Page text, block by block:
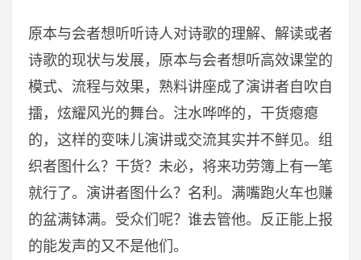
原本与会者想听听诗人对诗歌的理解、解读或者
诗歌的现状与发展，原本与会者想听高效课堂的
模式、流程与效果，熟料讲座成了演讲者自吹自
擂，炫耀风光的舞台。注水哗哗的，干货瘪瘪
的，这样的变味儿演讲或交流其实并不鲜见。组
织者图什么？干货？未必，将来功劳簿上有一笔
就行了。演讲者图什么？名利。满嘴跑火车也赚
的盆满钵满。受众们呢？谁去管他。反正能上报
的能发声的又不是他们。